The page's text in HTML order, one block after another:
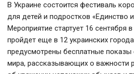
В Украине состоится фестиваль
для детей и подростков «Единство
Мероприятие стартует 16 сентября
пройдет еще в 12 украинских
предусмотрены бесплатные показы
мира, рассказывающих о важности